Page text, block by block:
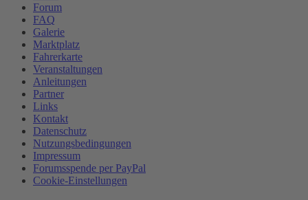
Forum
FAQ
Galerie
Marktplatz
Fahrerkarte
Veranstaltungen
Anleitungen
Partner
Links
Kontakt
Datenschutz
Nutzungsbedingungen
Impressum
Forumsspende per PayPal
Cookie-Einstellungen